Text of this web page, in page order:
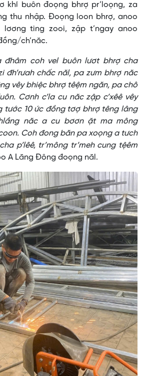
khí buôn đoọng bhrợ pr’loọng, za
thu nhập. Đoọng loon bhrợ, anoo
lơơng ting zooi, zập t’ngay anoo
ch’năc.
đhâm coh vel buôn lươt bhrợ cha
đh’rưah chấc năl, pa zưm bhrợ năc
vêy bhiệc bhrợ têệm ngăn, pa chô
Cơnh c’la cu năc zập c’xêê vêy
tước 10 ức đồng tơợ bhrợ têng lâng
năc a cu bơơn ặt ma mông
Coh đong băn pa xoọng a tưch
p’lêê, tr’mông tr’meh cung tệêm
A Lăng Đông đoọng năl.